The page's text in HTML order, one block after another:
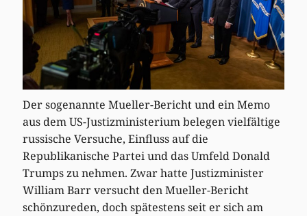
Der sogenannte Mueller-Bericht und ein Memo
aus dem US-Justizministerium belegen vielfältige
russische Versuche, Einfluss auf die
Republikanische Partei und das Umfeld Donald
Trumps zu nehmen. Zwar hatte Justizminister
William Barr versucht den Mueller-Bericht
schönzureden, doch spätestens seit er sich am